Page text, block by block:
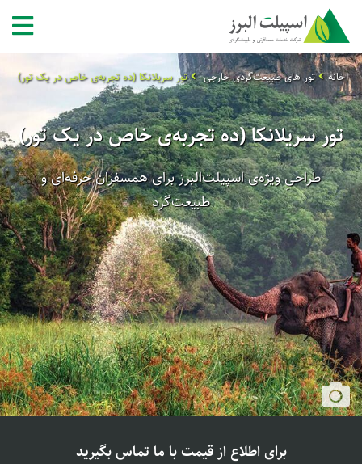
خانه تور های طبیعت‌گردی خارجی تور سریلانکا (ده تجربه‌ی خاص در یک تور)
تور سریلانکا (ده تجربه‌ی خاص در یک تور)
طراحیِ ویژه‌ی اسپیلت‌البرز برای همسفران حرفه‌ای و
طبیعت‌گرد
برای اطلاع از قیمت با ما تماس بگیرید